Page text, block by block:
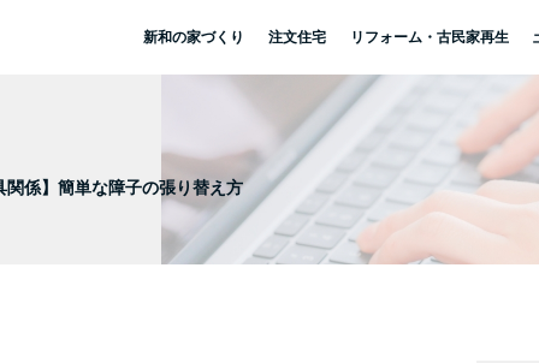
新和の家づくり 注文住宅 リフォーム・古民家再生
関係】簡単な障子の張り替え方